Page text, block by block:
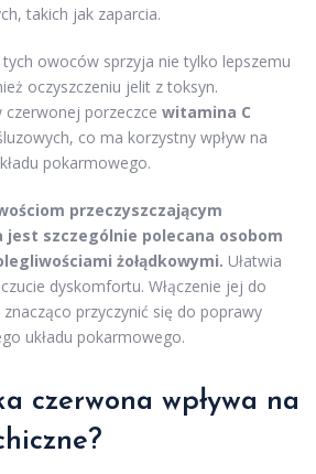
takich jak zaparcia.
tych owoców sprzyja nie tylko lepszemu
oczyszczeniu jelit z toksyn.
porzeczce witamina C
co ma korzystny wpływ na
pokarmowego.
przeczyszczającym
jest szczególnie polecana osobom
żołądkowymi. Ułatwia
dyskomfortu. Włączenie jej do
przyczynić się do poprawy
układu pokarmowego.
czerwona wpływa na